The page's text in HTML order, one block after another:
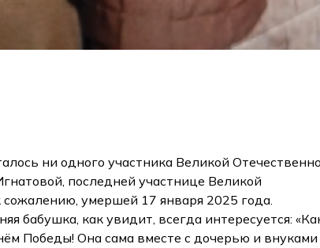
ни одного участника Великой
последней участнице Великой
умершей 17 января 2025 года.
бабушка, как увидит, всегда интересуется:
Победы! Она сама вместе с дочерью и внуками